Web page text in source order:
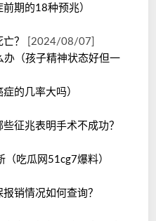
期的18种预兆）
？
[2024/08/07]
（孩子精神状态好但一
的几率大吗）
征兆表明手术不成功？
吃瓜网51cg7爆料）
销情况如何查询？